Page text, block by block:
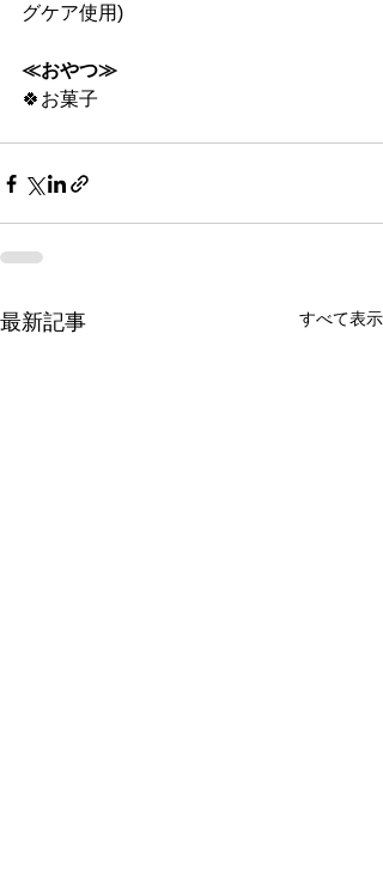
グケア使用)
≪おやつ≫
🍀お菓子
最新記事 すべて表示